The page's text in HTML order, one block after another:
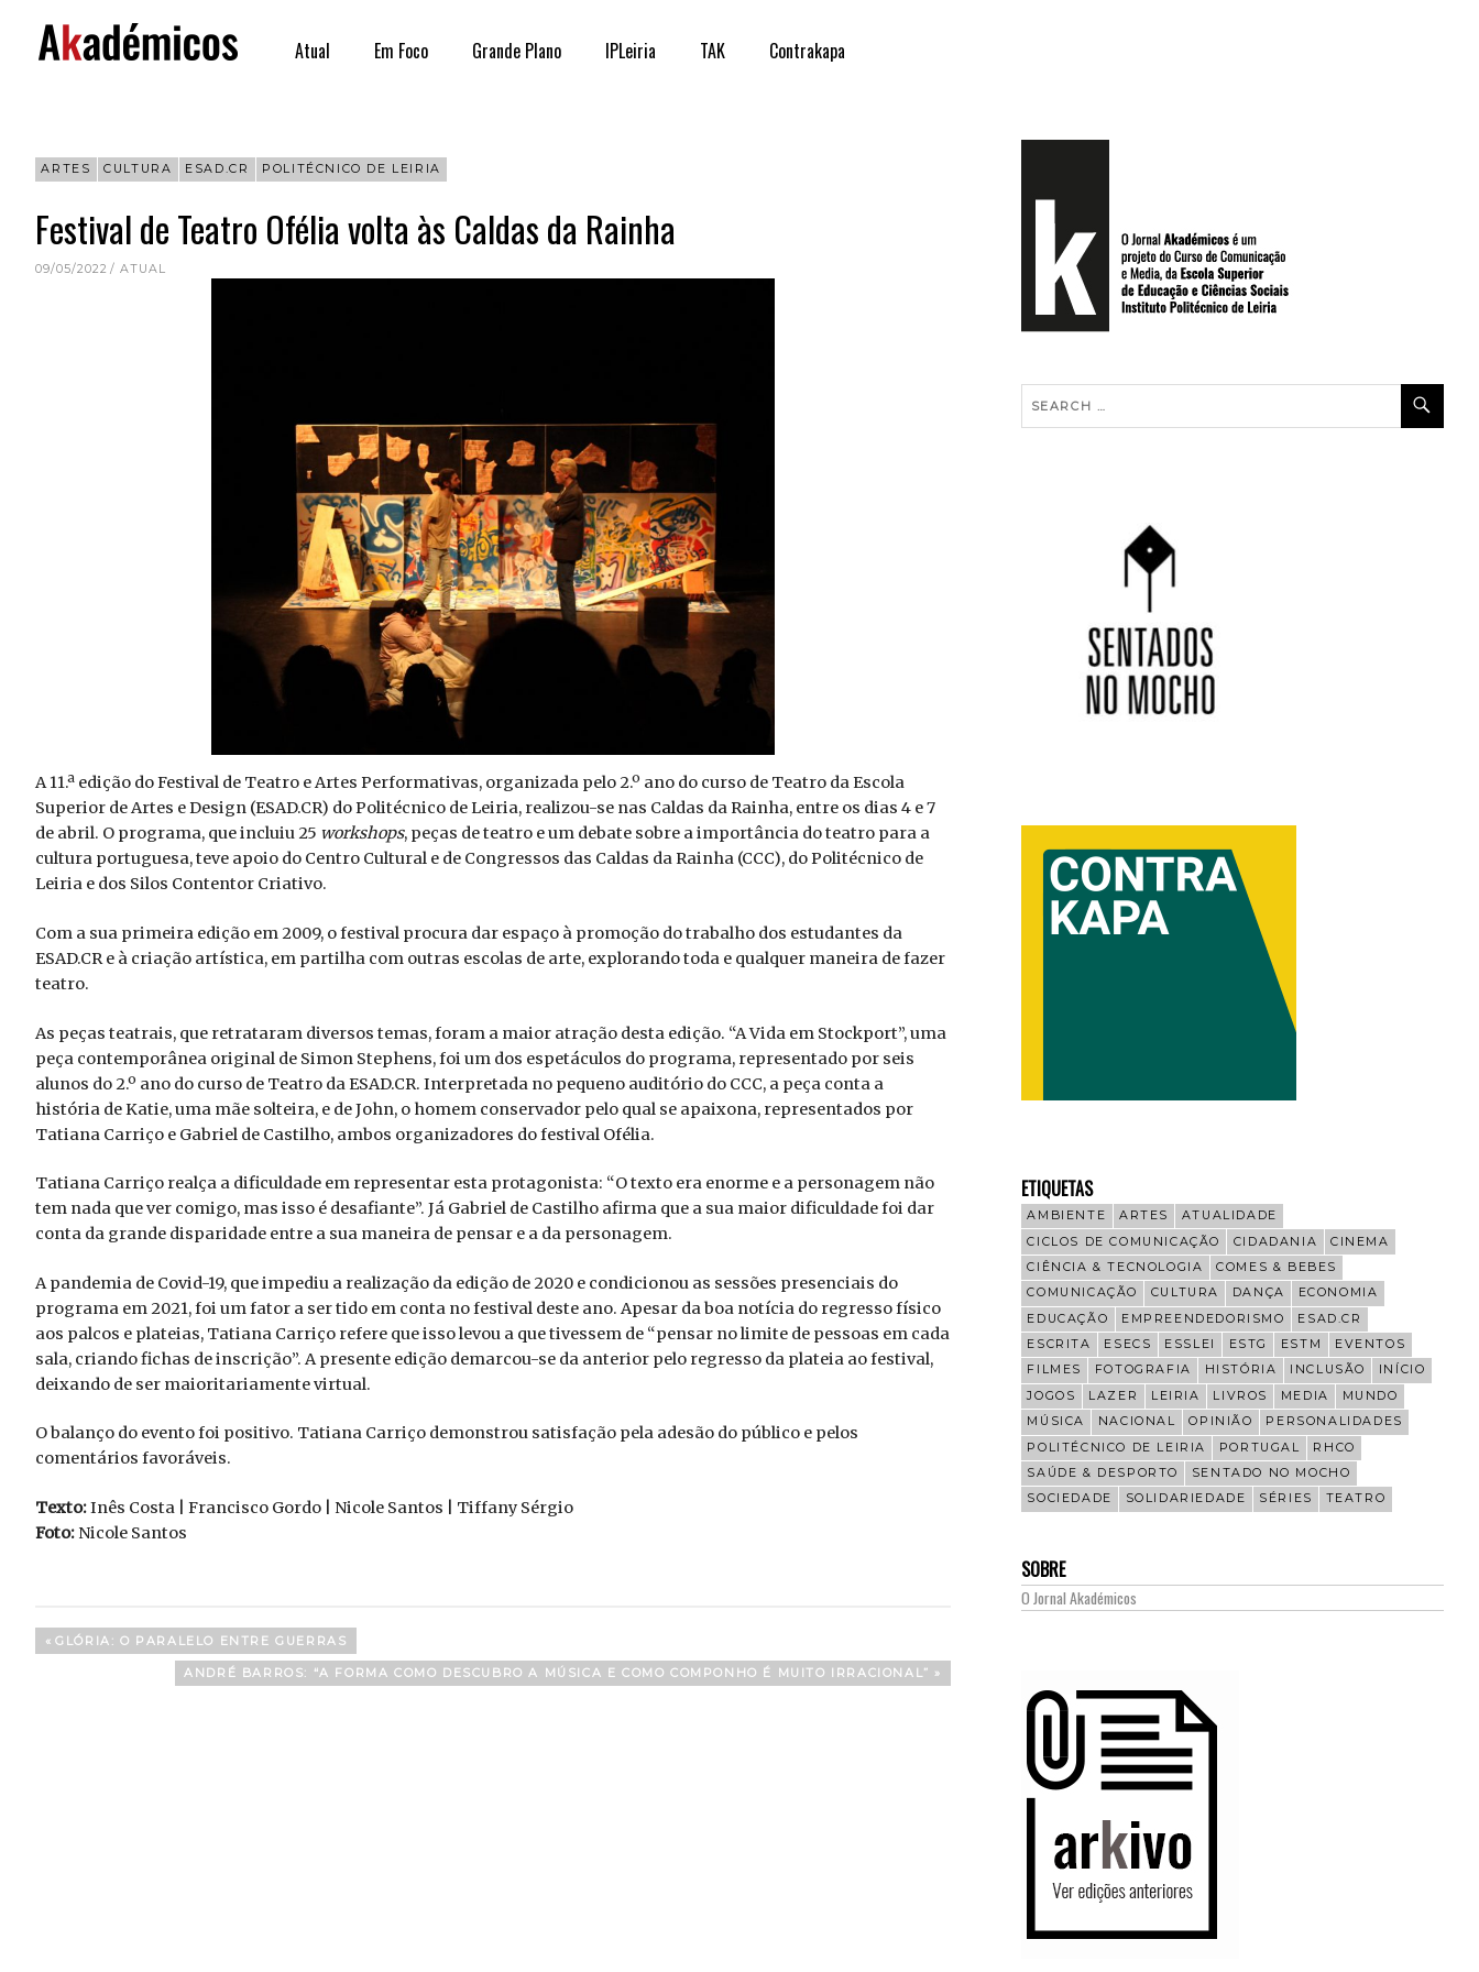
content
Atual Em Foco Grande Plano IPLeiria TAK Contrakapa
ARTES CULTURA ESAD.CR POLITÉCNICO DE LEIRIA
Festival de Teatro Ofélia volta às Caldas da Rainha
09/05/2022 ATUAL
A 11.ª edição do Festival de Teatro e Artes Performativas, organizada pelo 2.º ano do curso de Teatro da Escola
Superior de Artes e Design (ESAD.CR) do Politécnico de Leiria, realizou-se nas Caldas da Rainha, entre os dias 4 e 7
de abril. O programa, que incluiu 25 workshops, peças de teatro e um debate sobre a importância do teatro para a
cultura portuguesa, teve apoio do Centro Cultural e de Congressos das Caldas da Rainha (CCC), do Politécnico de
Leiria e dos Silos Contentor Criativo.
Com a sua primeira edição em 2009, o festival procura dar espaço à promoção do trabalho dos estudantes da
ESAD.CR e à criação artística, em partilha com outras escolas de arte, explorando toda e qualquer maneira de fazer
teatro.
As peças teatrais, que retrataram diversos temas, foram a maior atração desta edição. “A Vida em Stockport”, uma
peça contemporânea original de Simon Stephens, foi um dos espetáculos do programa, representado por seis
alunos do 2.º ano do curso de Teatro da ESAD.CR. Interpretada no pequeno auditório do CCC, a peça conta a
história de Katie, uma mãe solteira, e de John, o homem conservador pelo qual se apaixona, representados por
Tatiana Carriço e Gabriel de Castilho, ambos organizadores do festival Ofélia.
Tatiana Carriço realça a dificuldade em representar esta protagonista: “O texto era enorme e a personagem não
tem nada que ver comigo, mas isso é desafiante”. Já Gabriel de Castilho afirma que a sua maior dificuldade foi dar
conta da grande disparidade entre a sua maneira de pensar e a da personagem.
A pandemia de Covid-19, que impediu a realização da edição de 2020 e condicionou as sessões presenciais do
programa em 2021, foi um fator a ser tido em conta no festival deste ano. Apesar da boa notícia do regresso físico
aos palcos e plateias, Tatiana Carriço refere que isso levou a que tivessem de “pensar no limite de pessoas em cada
sala, criando fichas de inscrição”. A presente edição demarcou-se da anterior pelo regresso da plateia ao festival,
deixando de ser maioritariamente virtual.
O balanço do evento foi positivo. Tatiana Carriço demonstrou satisfação pela adesão do público e pelos
comentários favoráveis.
Texto:Inês Costa | Francisco Gordo | Nicole Santos | Tiffany Sérgio
Foto: Nicole Santos
Navegação
PREVIOUS
POST:
GLÓRIA: O PARALELO ENTRE GUERRAS
NEXT
POST:
ANDRÉ BARROS: “A FORMA COMO DESCUBRO A MÚSICA E COMO COMPONHO É MUITO IRRACIONAL”
ETIQUETAS
AMBIENTE ARTES
ATUALIDADE
CICLOS DE COMUNICAÇÃO
CIDADANIA
CINEMA
CIÊNCIA & TECNOLOGIA
COMES & BEBES
COMUNICAÇÃO
CULTURA DANÇA
ECONOMIA
EDUCAÇÃO
EMPREENDEDORISMO
ESAD.CR
ESCRITA
ESECS ESSLEI ESTG ESTM
EVENTOS
FILMES
FOTOGRAFIA HISTÓRIA INCLUSÃO
INÍCIO
JOGOS
LAZER LEIRIA LIVROS MEDIA
MUNDO
MÚSICA
NACIONAL OPINIÃO
PERSONALIDADES
POLITÉCNICO DE LEIRIA
PORTUGAL
RHCO
SAÚDE & DESPORTO
SENTADO NO MOCHO
SOCIEDADE
SOLIDARIEDADE SÉRIES TEATRO
SOBRE
O Jornal Akadémicos